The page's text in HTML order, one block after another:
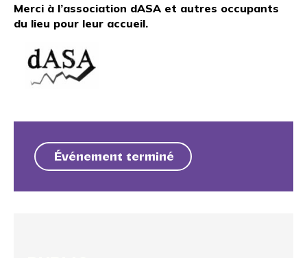
Merci à l’association dASAet autres occupants
du lieu pour leur accueil.
Événement terminé